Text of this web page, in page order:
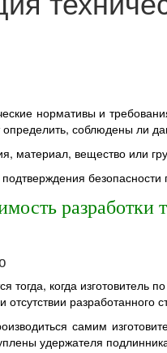
нормативы и
соблюдены ли
материал, вещество или
безопасности
разработки
тогда, когда
разработанного
самим
удержателя